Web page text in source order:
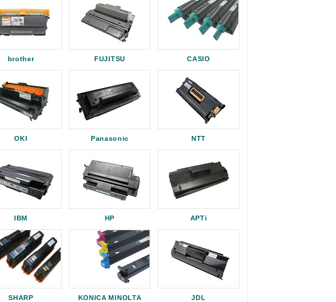
brother FUJITSU CASIO
OKI Panasonic NTT
IBM HP APTi
SHARP KONICA MINOLTA JDL